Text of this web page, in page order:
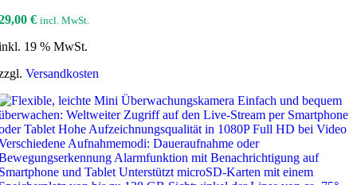
€ incl. MwSt.
19 % MwSt.
Versandkosten